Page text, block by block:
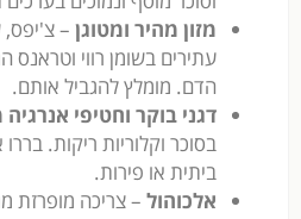
מזון מהיר ומטוגן – צ'יפס,
עתירים בשומן רווי וטראנס
הדם. מומלץ להגביל אותם.
דגני בוקר וחטיפי
בסוכר וקלוריות ריקות.
ביתית או פירות.
אלכוהול – צריכה מופרזת